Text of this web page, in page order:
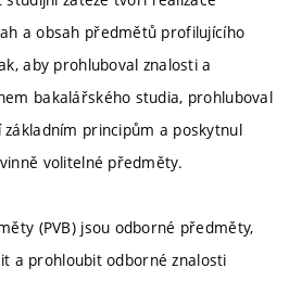
a obsah předmětů profilujícího
aby prohluboval znalosti a
bakalářského studia, prohluboval
principům a poskytnul
volitelné předměty.
(PVB) jsou odborné předměty,
a prohloubit odborné znalosti